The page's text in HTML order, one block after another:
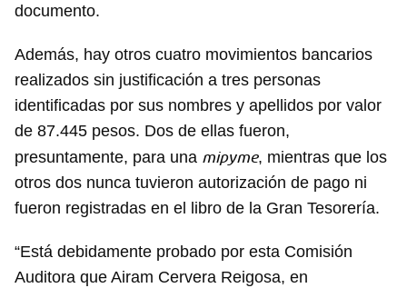
documento.
Además, hay otros cuatro movimientos bancarios
realizados sin justificación a tres personas
identificadas por sus nombres y apellidos por valor
de 87.445 pesos. Dos de ellas fueron,
presuntamente, para una mipyme, mientras que los
otros dos nunca tuvieron autorización de pago ni
fueron registradas en el libro de la Gran Tesorería.
“Está debidamente probado por esta Comisión
Auditora que Airam Cervera Reigosa, en